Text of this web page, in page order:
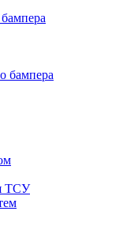
бампера
ТСУ